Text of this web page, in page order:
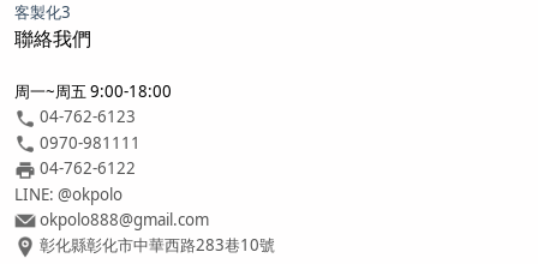
客製化3
聯絡我們
周一~周五 9:00-18:00
04-762-6123
0970-981111
04-762-6122
LINE: @okpolo
okpolo888@gmail.com
彰化縣彰化市中華西路283巷10號